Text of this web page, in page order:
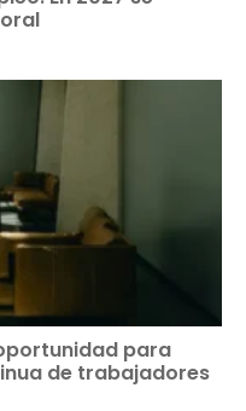
para
de trabajadores